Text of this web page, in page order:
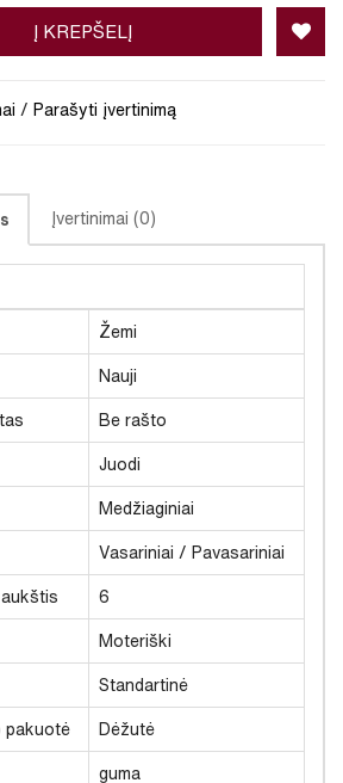
Į KREPŠELĮ
/ Parašyti įvertinimą
Įvertinimai (0)
Žemi
Nauji
Be rašto
Juodi
Medžiaginiai
Vasariniai / Pavasariniai
6
Moteriški
Standartinė
pakuotė Dėžutė
guma